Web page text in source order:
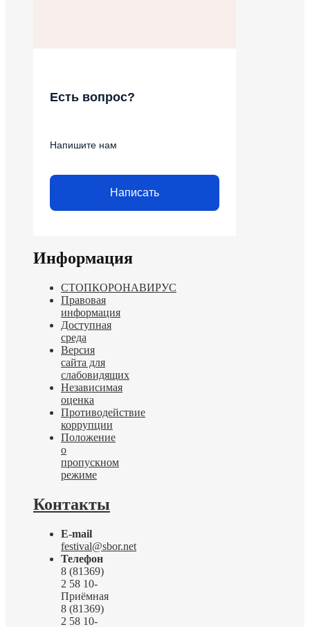
Есть вопрос?
Напишите нам
Написать
Информация
СТОПКОРОНАВИРУС
Правовая
информация
Доступная
среда
Версия
сайта для
слабовидящих
Независимая
оценка
Противодействие
коррупции
Положение
о
пропускном
режиме
Контакты
E-mail
festival@sbor.net
Телефон
8 (81369)
2 58 10-
Приёмная
8 (81369)
2 58 10-